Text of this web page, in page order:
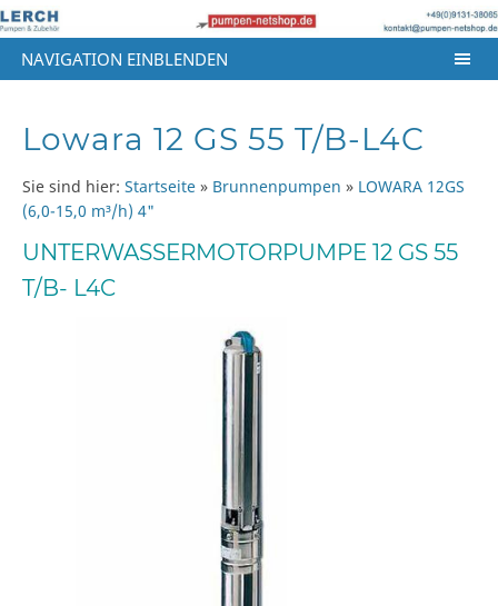
NAVIGATION EINBLENDEN
Lowara 12 GS 55 T/B-L4C
Sie sind hier: Startseite » Brunnenpumpen » LOWARA 12GS
(6,0-15,0 m³/h) 4"
UNTERWASSERMOTORPUMPE 12 GS 55
T/B- L4C